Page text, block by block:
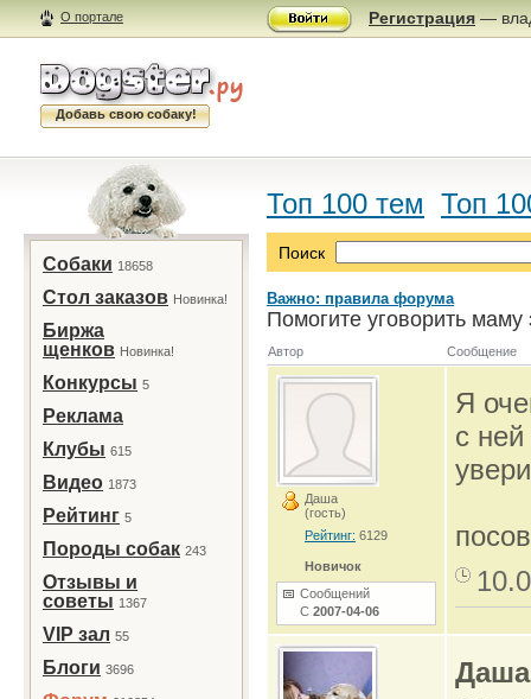
О портале Регистрация —
Добавь свою собаку!
Собаки 18658
Стол заказов Новинка!
Биржа
щенков Новинка!
Конкурсы 5
Реклама
Клубы 615
Видео 1873
Рейтинг 5
Породы собак 243
Отзывы и
советы 1367
VIP зал 55
Блоги 3696
Топ 100 тем Топ
Поиск
Важно: правила форума
Помогите уговорить маму
Автор Сообщение
Даша
(гость)
Рейтинг: 6129
Новичок
Сообщений
С 2007-04-06
Я
с
Даша